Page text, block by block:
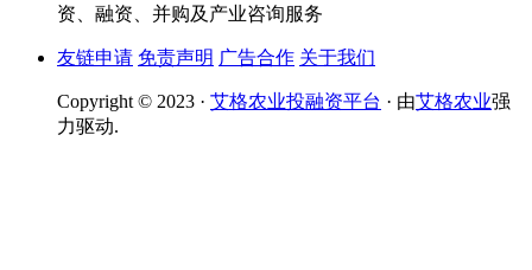
资、融资、并购及产业咨询服务
友链申请 免责声明 广告合作 关于我们
Copyright © 2023 · 艾格农业投融资平台 · 由艾格农业强
力驱动.